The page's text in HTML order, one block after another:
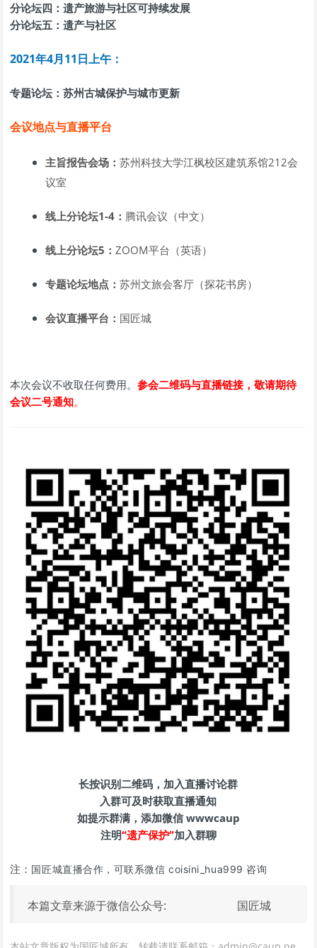
分论坛四：遗产旅游与社区可持续发展
分论坛五：遗产与社区
2021年4月11日上午：
专题论坛：苏州古城保护与城市更新
会议地点与直播平台
主旨报告会场：苏州科技大学江枫校区建筑系馆212会
议室
线上分论坛1-4： 腾讯会议（中文）
线上分论坛5：ZOOM平台（英语）
专题论坛地点：苏州文旅会客厅（探花书房）
会议直播平台： 国匠城
本次会议不收取任何费用。参会二维码与直播链接，敬请期待
会议二号通知。
长按识别二维码，加入直播讨论群
入群可及时获取直播通知
如提示群满，添加微信 wwwcaup
注明“遗产保护”加入群聊
注： 国匠城直播合作，可联系微信 coisini_hua999 咨询
本篇文章来源于微信公众号: 国匠城